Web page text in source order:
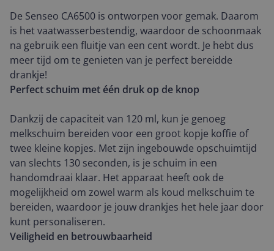
De Senseo CA6500 is ontworpen voor gemak. Daarom
is het vaatwasserbestendig, waardoor de schoonmaak
na gebruik een fluitje van een cent wordt. Je hebt dus
meer tijd om te genieten van je perfect bereidde
drankje!
Perfect schuim met één druk op de knop
Dankzij de capaciteit van 120 ml, kun je genoeg
melkschuim bereiden voor een groot kopje koffie of
twee kleine kopjes. Met zijn ingebouwde opschuimtijd
van slechts 130 seconden, is je schuim in een
handomdraai klaar. Het apparaat heeft ook de
mogelijkheid om zowel warm als koud melkschuim te
bereiden, waardoor je jouw drankjes het hele jaar door
kunt personaliseren.
Veiligheid en betrouwbaarheid